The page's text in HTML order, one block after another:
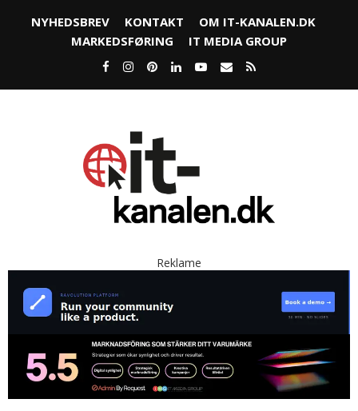
NYHEDSBREV KONTAKT
OM IT-KANALEN.DK
MARKEDSFØRING
IT MEDIA GROUP
Reklame